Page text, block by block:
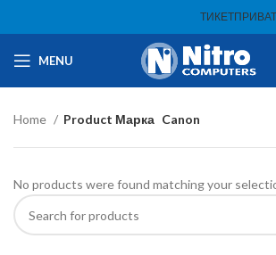
ТИКЕТ
MENU
Home Product Марка Canon
No products were found matching your